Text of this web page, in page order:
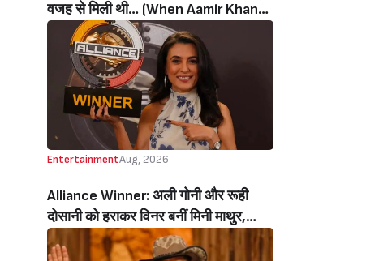
वजह से मिली थी… (When Aamir Khan
Got ‘Ghajini’ Because Of Pradeep
Rawat)
EntertainmentAug, 2026
Alliance Winner: अली गोनी और रूही
दोसानी को हराकर विनर बनीं मिनी माथुर,
इनाम में मिले 50 लाख रुपये और चमचमाती ही